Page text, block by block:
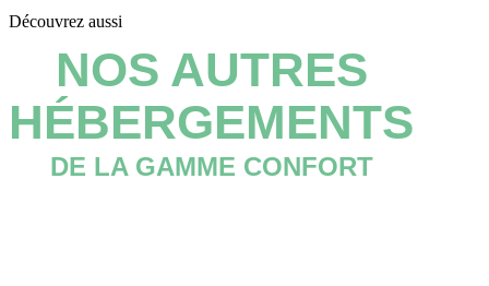
Découvrez aussi
NOS AUTRES
HÉBERGEMENTS
DE LA GAMME CONFORT